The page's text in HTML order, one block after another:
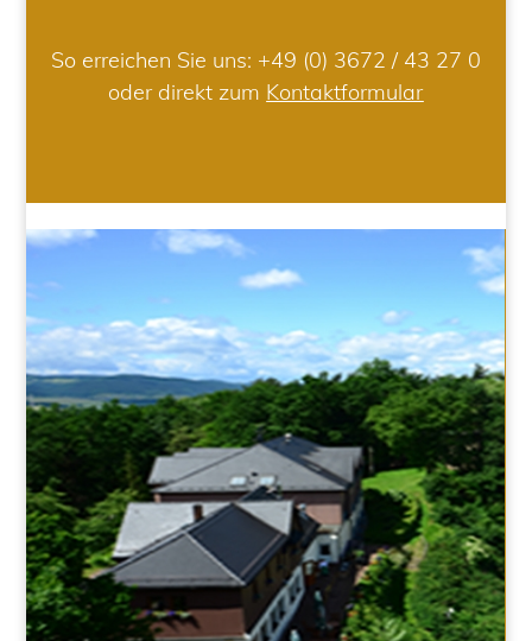
So erreichen Sie uns: +49 (0) 3672 / 43 27 0
oder direkt zum Kontaktformular
HOTEL